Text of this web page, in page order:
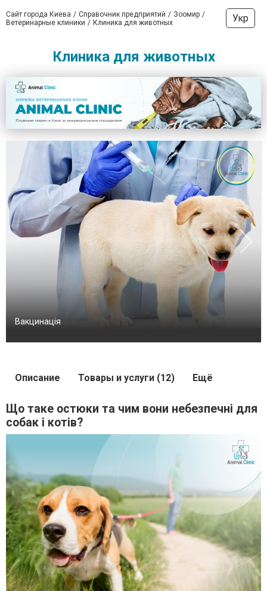
Сайт города Киева Справочник предприятий
Зоомир
Ветеринарные клиники
Клиника для животных Укр
Клиника для животных
Вакцинація
Описание Товары и услуги (12) Ещё
Що таке остюки та чим вони небезпечні для
собак і котів?